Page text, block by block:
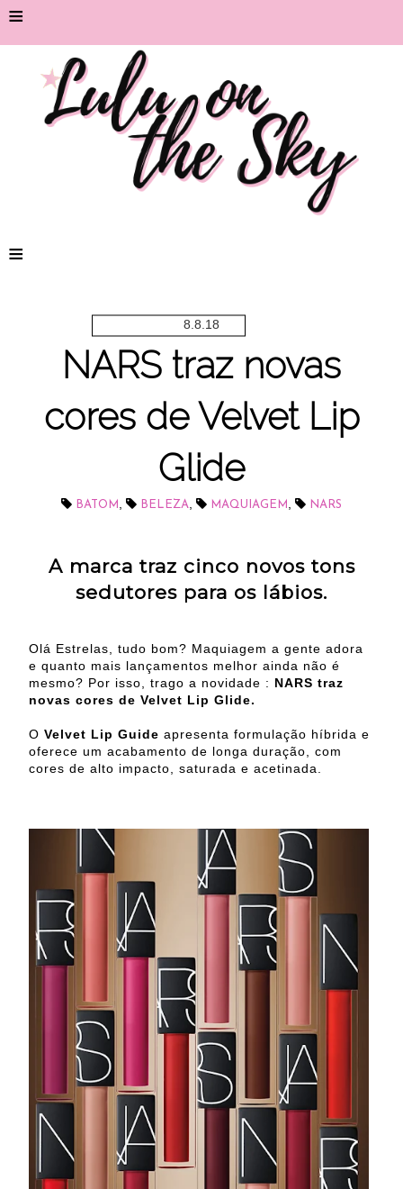
≡
≡
8.8.18
NARS traz novas
cores de Velvet Lip
Glide
BATOM , BELEZA, MAQUIAGEM , NARS
A marca traz cinco novos tons
sedutores para os lábios.
Olá Estrelas, tudo bom? Maquiagem a gente adora
e quanto mais lançamentos melhor ainda não é
mesmo? Por isso, trago a novidade : NARS traz
novas cores de Velvet Lip Glide.
O Velvet Lip Guide apresenta formulação híbrida e
oferece um acabamento de longa duração, com
cores de alto impacto, saturada e acetinada.